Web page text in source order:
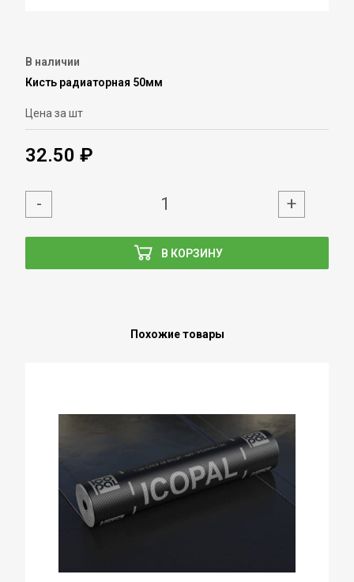
В наличии
Кисть радиаторная 50мм
Цена за шт
32.50 ₽
В КОРЗИНУ
- +
Похожие товары